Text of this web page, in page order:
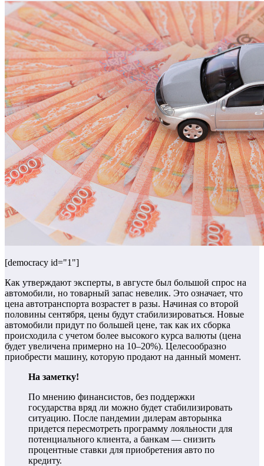
[democracy id="1"]
Как утверждают эксперты, в августе был большой спрос на
автомобили, но товарный запас невелик. Это означает, что
цена автотранспорта возрастет в разы. Начиная со второй
половины сентября, цены будут стабилизироваться. Новые
автомобили придут по большей цене, так как их сборка
происходила с учетом более высокого курса валюты (цена
будет увеличена примерно на 10–20%). Целесообразно
приобрести машину, которую продают на данный момент.
На заметку!
По мнению финансистов, без поддержки
государства вряд ли можно будет стабилизировать
ситуацию. После пандемии дилерам авторынка
придется пересмотреть программу лояльности для
потенциального клиента, а банкам — снизить
процентные ставки для приобретения авто по
кредиту.